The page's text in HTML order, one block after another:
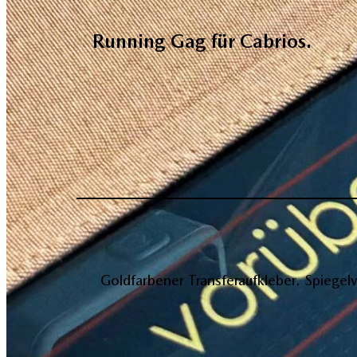
Running Gag für Cabrios.
Goldfarbener Transferaufkleber.